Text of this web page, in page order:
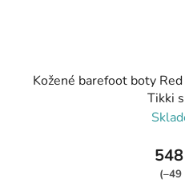
Kožené barefoot boty
Tikki
(–49